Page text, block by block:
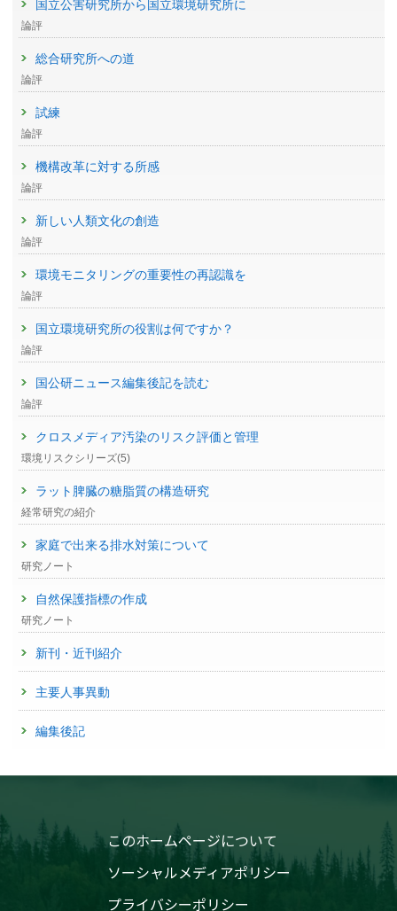
国立公害研究所から国立環境研究所に
論評
総合研究所への道
論評
試練
論評
機構改革に対する所感
論評
新しい人類文化の創造
論評
環境モニタリングの重要性の再認識を
論評
国立環境研究所の役割は何ですか？
論評
国公研ニュース編集後記を読む
論評
クロスメディア汚染のリスク評価と管理
環境リスクシリーズ(5)
ラット脾臓の糖脂質の構造研究
経常研究の紹介
家庭で出来る排水対策について
研究ノート
自然保護指標の作成
研究ノート
新刊・近刊紹介
主要人事異動
編集後記
このホームページについて
ソーシャルメディアポリシー
プライバシーポリシー